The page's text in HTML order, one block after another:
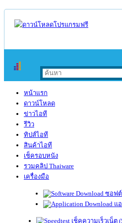
หน้าแรก
ดาวน์โหลด
ข่าวไอที
รีวิว
ทิปส์ไอที
สินค้าไอที
เช็ครอบหนัง
รวมคลิป Thaiware
เครื่องมือ
ซอฟ
แ
เช็คความเร็วเน็ต